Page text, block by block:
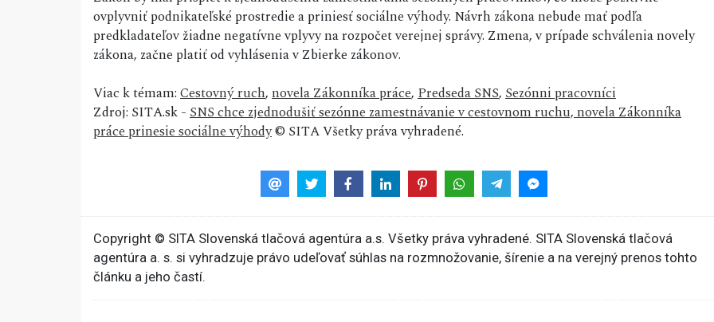
ovplyvniť podnikateľské prostredie a priniesť sociálne výhody. Návrh zákona nebude mať podľa
predkladateľov žiadne negatívne vplyvy na rozpočet verejnej správy. Zmena, v prípade schválenia novely
zákona, začne platiť od vyhlásenia v Zbierke zákonov.
Viac k témam:Cestovný ruch,novela Zákonníka práce,Predseda SNS,Sezónni pracovníci
Zdroj: SITA.sk -SNS chce zjednodušiť sezónne zamestnávanie v cestovnom ruchu, novela Zákonníka
práce prinesie sociálne výhody© SITA Všetky práva vyhradené.
Copyright © SITA Slovenská tlačová agentúra a.s. Všetky práva vyhradené. SITA Slovenská tlačová
agentúra a. s. si vyhradzuje právo udeľovať súhlas na rozmnožovanie, šírenie a na verejný prenos tohto
článku a jeho častí.